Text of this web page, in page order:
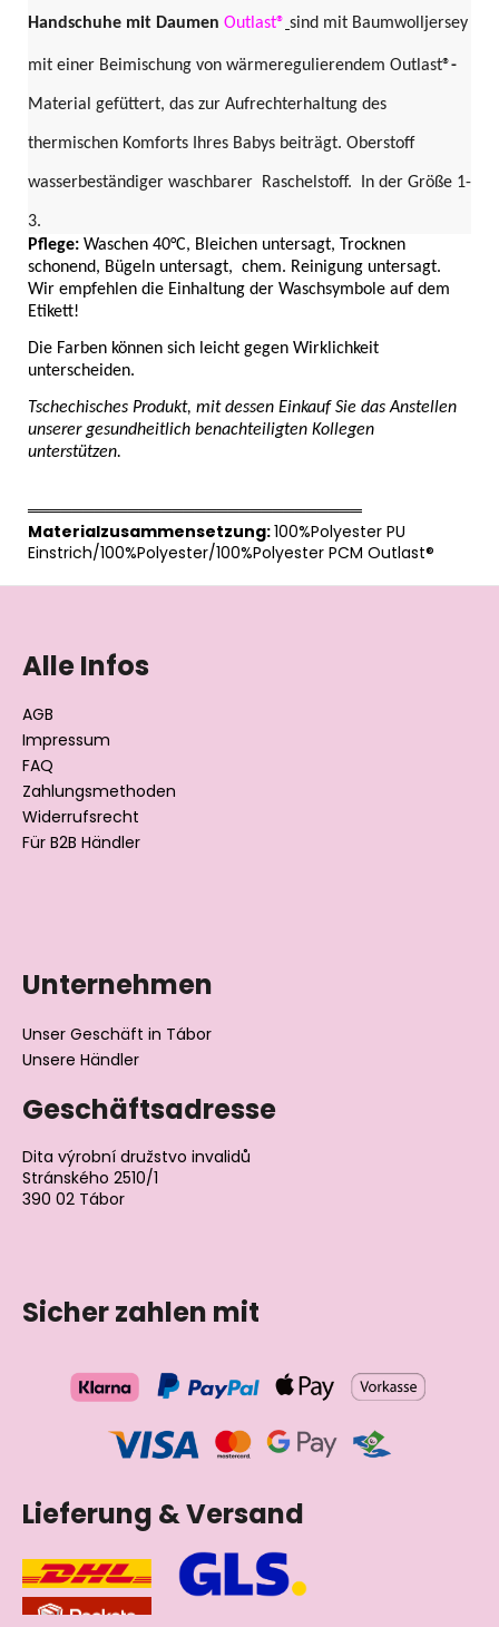
Handschuhe mit Daumen Outlast® sind mit Baumwolljersey
mit einer Beimischung von wärmeregulierendem Outlast®-
Material gefüttert, das zur Aufrechterhaltung des
thermischen Komforts Ihres Babys beiträgt. Oberstoff
wasserbeständiger waschbarer Raschelstoff. In der Größe 1-
3.
Pflege: Waschen 40°C, Bleichen untersagt, Trocknen
schonend, Bügeln untersagt, chem. Reinigung untersagt.
Wir empfehlen die Einhaltung der Waschsymbole auf dem
Etikett!
Die Farben können sich leicht gegen Wirklichkeit
unterscheiden.
Tschechisches Produkt, mit dessen Einkauf Sie das Anstellen
unserer gesundheitlich benachteiligten Kollegen
unterstützen.
══════════════════════════════
Materialzusammensetzung:100%Polyester PU
Einstrich/100%Polyester/100%Polyester PCM Outlast®
F
Alle Infos
AGB
Impressum
FAQ
Zahlungsmethoden
Widerrufsrecht
Für B2B Händler
Unternehmen
Unser Geschäft in Tábor
Unsere Händler
Geschäftsadresse
Dita výrobní družstvo invalidů
Stránského 2510/1
390 02 Tábor
Sicher zahlen mit
Lieferung & Versand